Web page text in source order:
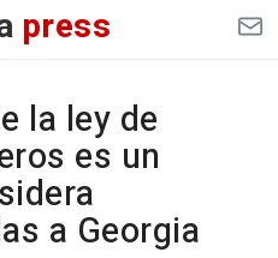
press
la ley de
es un
a Georgia